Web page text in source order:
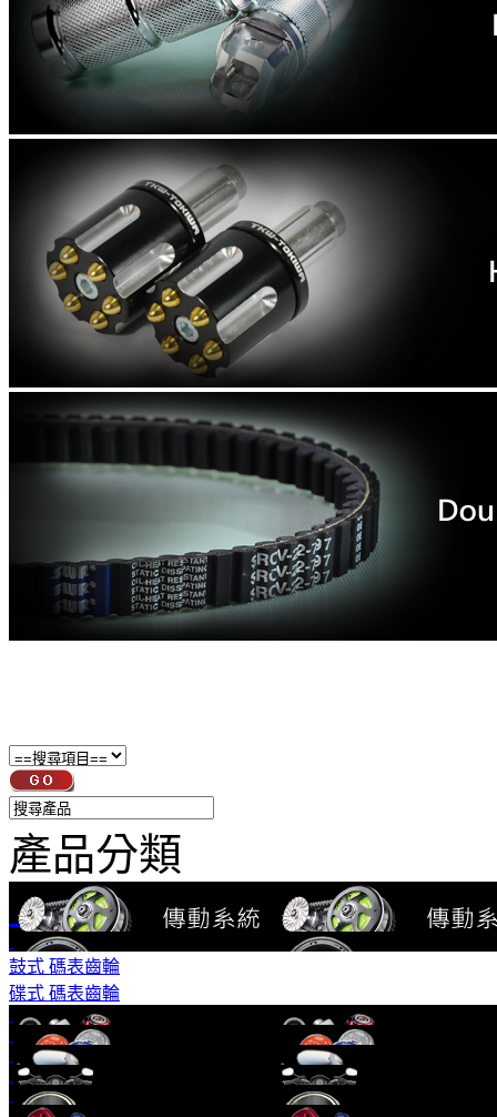
產品分類
鼓式 碼表齒輪
碟式 碼表齒輪